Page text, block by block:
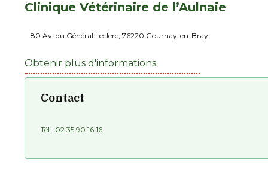
Clinique Vétérinaire de l’Aulnaie
80 Av. du Général Leclerc, 76220 Gournay-en-Bray
Obtenir plus d'informations
Contact
Tél : 02 35 90 16 16